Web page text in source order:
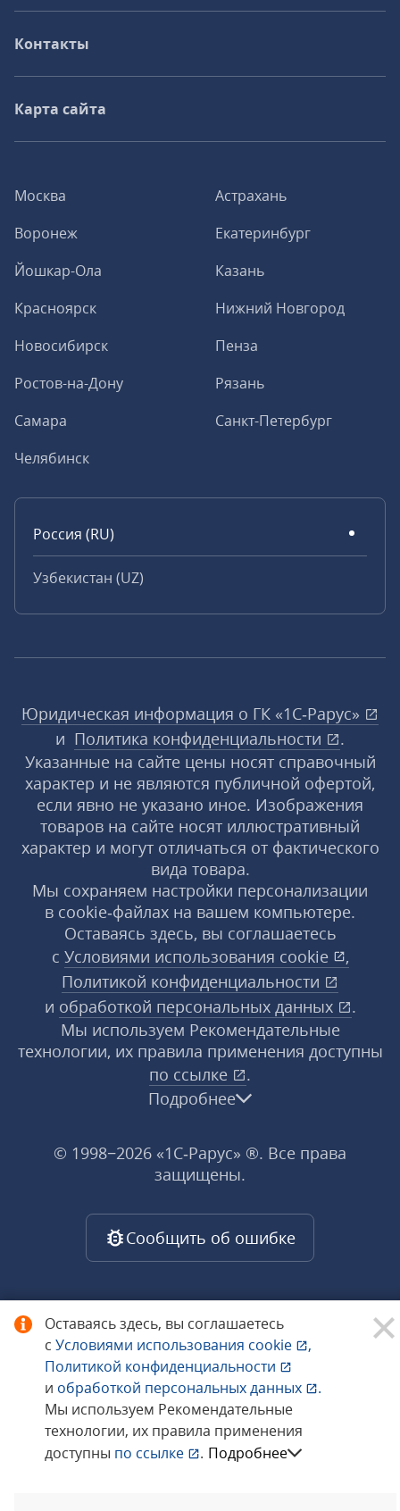
Оставаясь здесь, вы соглашаетесь
с Условиями использования cookie
,
Политикой конфиденциальности
и обработкой персональных данных
.
Мы используем Рекомендательные
технологии, их правила применения
доступны по ссылке . Подробнее
Москва
Астрахань
Воронеж
Екатеринбург
Йошкар-Ола
Казань
Красноярск
Нижний Новгород
Новосибирск
Пенза
Ростов-на-Дону
Рязань
Самара
Санкт-Петербург
Челябинск
Россия (RU)
Узбекистан (UZ)
Контакты
Карта сайта
Юридическая информация о ГК «1С‑Рарус»
и Политика конфиденциальности
.
Указанные на сайте цены носят справочный
характер и не являются публичной офертой,
если явно не указано иное. Изображения
товаров на сайте носят иллюстративный
характер и могут отличаться от фактического
вида товара.
Мы сохраняем настройки персонализации
в cookie‑файлах на вашем компьютере.
Оставаясь здесь, вы соглашаетесь
с Условиями использования cookie
,
Политикой конфиденциальности
и обработкой персональных данных
.
Мы используем Рекомендательные
технологии, их правила применения доступны
по ссылке
.
Подробнее
© 1998−2026 «1С‑Рарус» ®. Все права
защищены.
Сообщить об ошибке